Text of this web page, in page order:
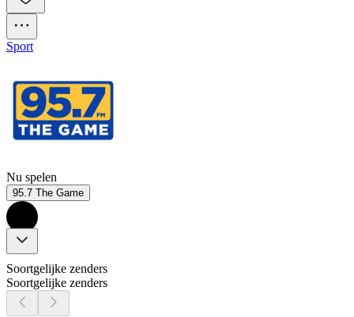
Sport
Nu spelen
95.7 The Game
Soortgelijke zenders
Soortgelijke zenders